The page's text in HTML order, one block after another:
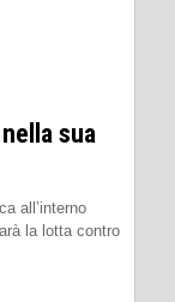
sua
all’interno
la lotta contro